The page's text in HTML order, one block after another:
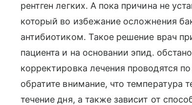
рентген легких. А пока причина не
который во избежание осложнения
антибиотиком. Такое решение врач
пациента и на основании эпид.
корректировка лечения проводятся
обратите внимание, что температура
течение дня, а также зависит от